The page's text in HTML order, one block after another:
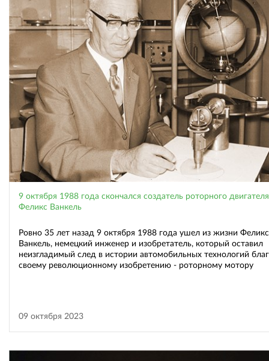
9 октября 1988 года скончался создатель роторного
Феликс Ванкель
Ровно 35 лет назад 9 октября 1988 года ушел из жизни Феликс
Ванкель, немецкий инженер и изобретатель, который оставил
неизгладимый след в истории автомобильных технологий
своему революционному изобретению - роторному мотору
09 октября 2023